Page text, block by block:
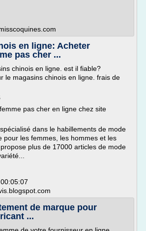
en ligne: Acheter
pas cher ...
chinois en ligne. est il fiable?
le magasins chinois en ligne. frais de
pas cher en ligne chez site
dans le habillements de mode
pour les femmes, les hommes et les
plus de 17000 articles de mode
de marque pour
...